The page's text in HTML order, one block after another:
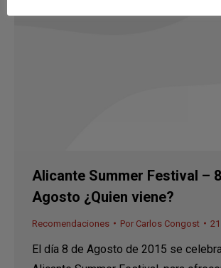
Alicante Summer Festival –
Agosto ¿Quien viene?
Recomendaciones Por Carlos Congost
El día 8 de Agosto de 2015 se